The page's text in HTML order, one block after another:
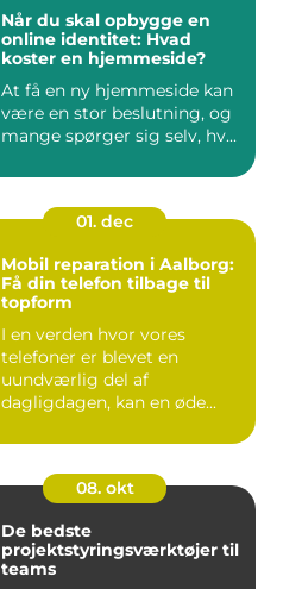
Når du skal opbygge en
online identitet: Hvad
koster en hjemmeside?
At få en ny hjemmeside kan
være en stor beslutning, og
mange spørger sig selv, hv...
01. dec
Mobil reparation i Aalborg:
Få din telefon tilbage til
topform
I en verden hvor vores
telefoner er blevet en
uundværlig del af
dagligdagen, kan en øde...
08. okt
De bedste
projektstyringsværktøjer til
teams